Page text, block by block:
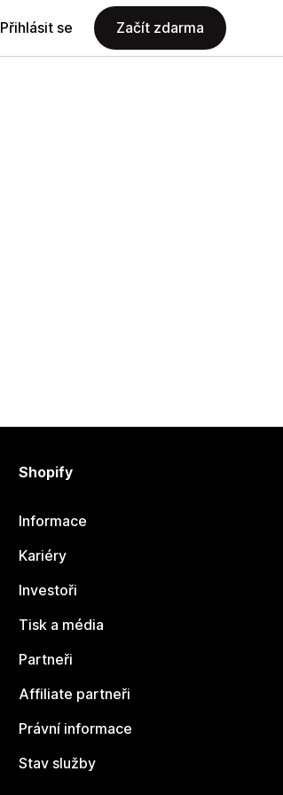
Přihlásit se Začít zdarma
Shopify
Informace
Kariéry
Investoři
Tisk a média
Partneři
Affiliate partneři
Právní informace
Stav služby